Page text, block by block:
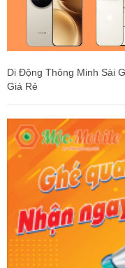
Di Động Thông Minh Sài
Giá Rẻ